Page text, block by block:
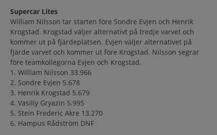
Supercar Lites
William Nilsson tar starten före Sondre Evjen och Henrik
Krogstad. Krogstad väljer alternativt på tredje varvet och
kommer ut på fjärdeplatsen. Evjen väljer alternativet på
fjärde varvet och kommer ut före Krogstad. Nilsson segrar
före teamkollegorna Evjen och Krogstad.
1. William Nilsson 33.966
2. Sondre Evjen 5.678
3. Henrik Krogstad 5.679
4. Vasiliy Gryazin 5.995
5. Stein Frederic Akre 13.270
6. Hampus Rådström DNF